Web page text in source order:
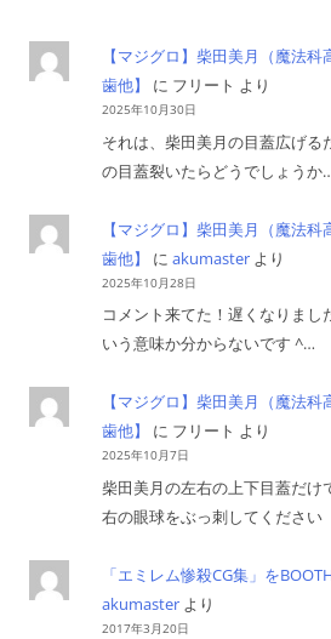
【マジグロ】柴田美月（魔法
歯他】
に フリート より
2025年10月30日
それは、柴田美月の目蓋広げる
の目蓋裂いたらどうでしょうか
【マジグロ】柴田美月（魔法
歯他】
に akumaster より
2025年10月28日
コメント来てた！遅くなりまし
いう意味か分からないです ^…
【マジグロ】柴田美月（魔法
歯他】
に フリート より
2025年10月7日
柴田美月の左右の上下目蓋だけ
右の眼球をぶっ刺してください
「エミレム惨殺CG集」を
akumaster より
2017年3月20日